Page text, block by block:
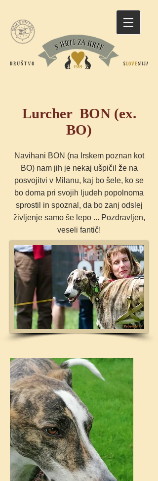
Lurcher BON (ex.
BO)
Navihani BON (na Irskem poznan kot
BO) nam jih je nekaj ušpičil že na
posvojitvi v Milanu, kaj bo šele, ko se
bo doma pri svojih ljudeh popolnoma
sprostil in spoznal, da bo zanj odslej
življenje samo še lepo ... Pozdravljen,
veseli fantič!